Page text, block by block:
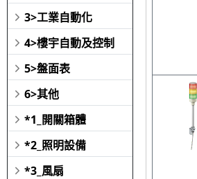
3>工業自動化
4>樓宇自動及控制
5>盤面表
6>其他
*1_開關箱體
*2_照明設備
*3_風扇